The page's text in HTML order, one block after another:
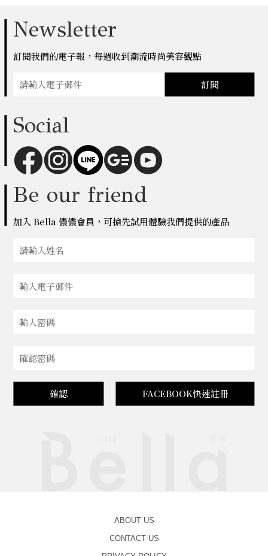
Newsletter
訂閱我們的電子報，每週收到潮流時尚美容觀點
訂閱
Social
Be our friend
加入 Bella 儂儂會員，可搶先試用體驗我們提供的產品
確認 FACEBOOK快速註冊
ABOUT US
CONTACT US